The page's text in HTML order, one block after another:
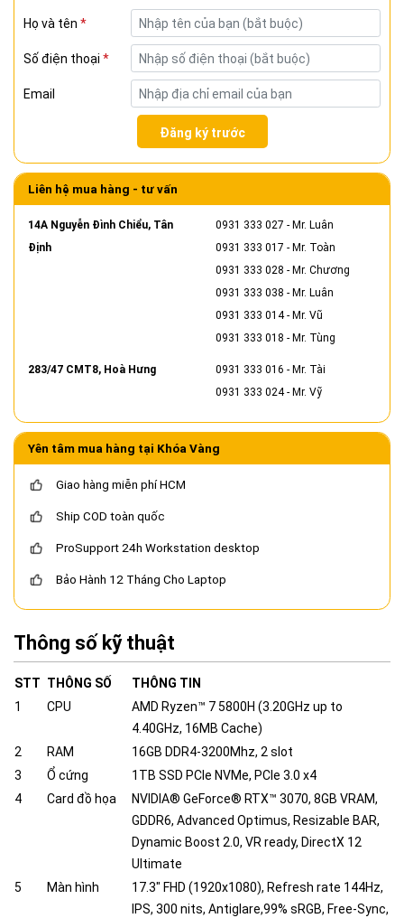
Họ và tên *
Số điện thoại *
Email
Đăng ký trước
Liên hệ mua hàng - tư vấn
14A Nguyễn Đình Chiểu, Tân
Định
0931 333 027 - Mr. Luân
0931 333 017 - Mr. Toàn
0931 333 028 - Mr. Chương
0931 333 038 - Mr. Luân
0931 333 014- Mr. Vũ
0931 333 018 - Mr. Tùng
283/47 CMT8, Hoà Hưng 0931 333 016 - Mr. Tài
0931 333 024- Mr. Vỹ
Yên tâm mua hàng tại Khóa Vàng
Giao hàng miễn phí HCM
Ship COD toàn quốc
ProSupport 24h Workstation desktop
Bảo Hành 12 Tháng Cho Laptop
Thông số kỹ thuật
STT THÔNG SỐ
THÔNG TIN
1
CPU
AMD Ryzen™ 7 5800H (3.20GHz up to
4.40GHz, 16MB Cache)
2
RAM
16GB DDR4-3200Mhz, 2 slot
3
Ổ cứng
1TB SSD PCIe NVMe, PCIe 3.0 x4
4
Card đồ họa
NVIDIA® GeForce® RTX™ 3070, 8GB VRAM,
GDDR6, Advanced Optimus, Resizable BAR,
Dynamic Boost 2.0, VR ready, DirectX 12
Ultimate
5
Màn hình
17.3" FHD (1920x1080), Refresh rate 144Hz,
IPS, 300 nits, Antiglare,99% sRGB, Free-Sync,